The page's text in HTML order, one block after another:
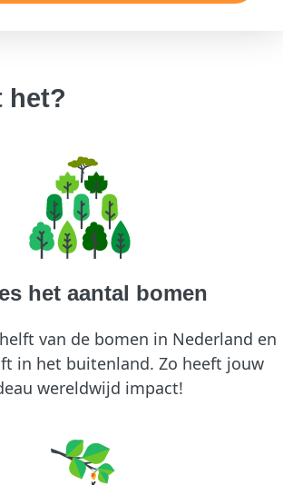
het?
het aantal bomen
van de bomen in Nederland en
in het buitenland. Zo heeft jouw
wereldwijd impact!